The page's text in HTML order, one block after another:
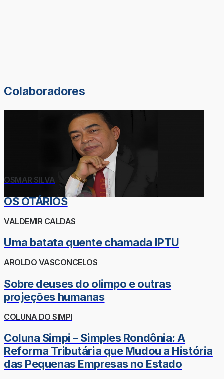
Colaboradores
OSMAR SILVA
OS OTÁRIOS
VALDEMIR CALDAS
Uma batata quente chamada IPTU
AROLDO VASCONCELOS
Sobre deuses do olimpo e outras
projeções humanas
COLUNA DO SIMPI
Coluna Simpi – Simples Rondônia: A
Reforma Tributária que Mudou a História
das Pequenas Empresas no Estado